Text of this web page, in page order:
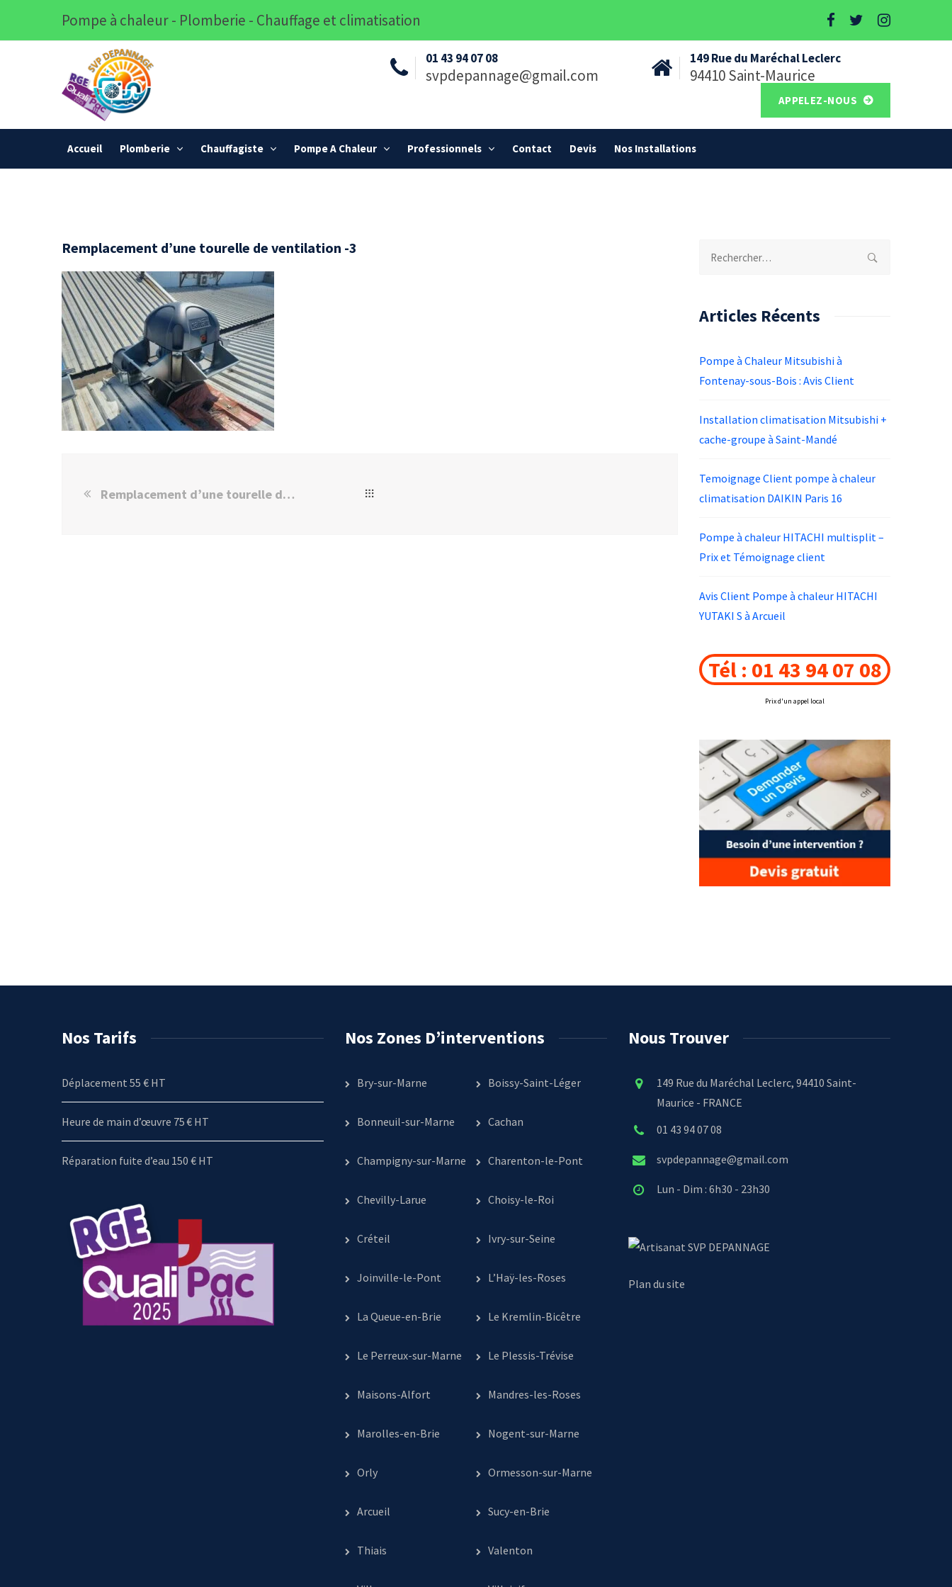
Pompe à chaleur - Plomberie - Chauffage et climatisation
01 43 94 07 08
svpdepannage@gmail.com
149 Rue du Maréchal Leclerc
94410 Saint-Maurice
APPELEZ-NOUS
Accueil Plomberie Chauffagiste Pompe A Chaleur Professionnels Contact Devis Nos Installations
Remplacement d’une tourelle de ventilation -3
Remplacement d’une tourelle de ventilation à Noisy le Sec
Rechercher :
Articles Récents
Pompe à Chaleur Mitsubishi à
Fontenay-sous-Bois : Avis Client
Installation climatisation Mitsubishi +
cache-groupe à Saint-Mandé
Temoignage Client pompe à chaleur
climatisation DAIKIN Paris 16
Pompe à chaleur HITACHI multisplit –
Prix et Témoignage client
Avis Client Pompe à chaleur HITACHI
YUTAKI S à Arcueil
Tél : 01 43 94 07 08
Prix d'un appel local
Nos Tarifs
Déplacement 55 € HT
Heure de main d’œuvre 75 € HT
Réparation fuite d’eau 150 € HT
Nos Zones D’interventions
Bry-sur-Marne Boissy-Saint-Léger
Bonneuil-sur-Marne Cachan
Champigny-sur-Marne Charenton-le-Pont
Chevilly-Larue Choisy-le-Roi
Créteil Ivry-sur-Seine
Joinville-le-Pont L’Haÿ-les-Roses
La Queue-en-Brie Le Kremlin-Bicêtre
Le Perreux-sur-Marne Le Plessis-Trévise
Maisons-Alfort Mandres-les-Roses
Marolles-en-Brie Nogent-sur-Marne
Orly Ormesson-sur-Marne
Arcueil Sucy-en-Brie
Thiais Valenton
Nous Trouver
149 Rue du Maréchal Leclerc, 94410 Saint-
Maurice - FRANCE
01 43 94 07 08
svpdepannage@gmail.com
Lun - Dim : 6h30 - 23h30
SVP DEPANNAGE
Plan du site